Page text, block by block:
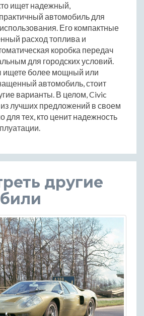
ищет надежный,
автомобиль для
Его компактные
расход топлива и
коробка передач
для городских условий.
ищете более мощный или
автомобиль, стоит
варианты. В целом, Civic
лучших предложений в своем
для тех, кто ценит надежность
другие